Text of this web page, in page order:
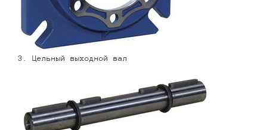
3. Цельный выходной вал